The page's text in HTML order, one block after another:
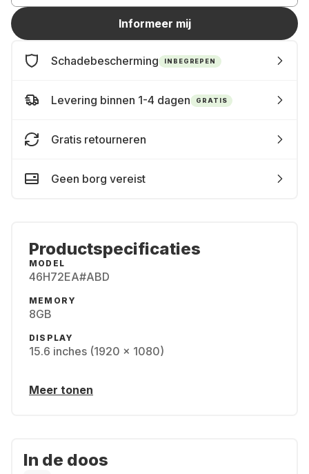
Informeer mij
Schadebescherming INBEGREPEN
Levering binnen 1-4 dagen GRATIS
Gratis retourneren
Geen borg vereist
Productspecificaties
MODEL
46H72EA#ABD
MEMORY
8GB
DISPLAY
15.6 inches (1920 x 1080)
Meer tonen
In de doos